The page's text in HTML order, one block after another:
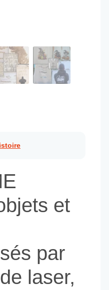
et
et ou
d'une
de renouveau
matières, le bois, le
créer un objet, une